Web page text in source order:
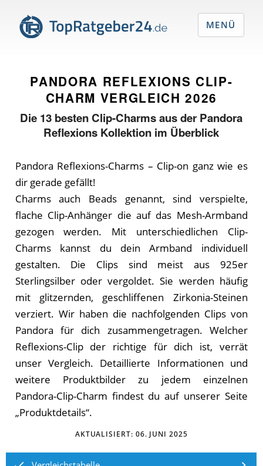
PANDORA REFLEXIONS CLIP-
CHARM VERGLEICH 2026
Die 13 besten Clip-Charms aus der Pandora
Reflexions Kollektion im Überblick
Pandora Reflexions-Charms – Clip-on ganz wie es
dir gerade gefällt!
Charms auch Beads genannt, sind verspielte,
flache Clip-Anhänger die auf das Mesh-Armband
gezogen werden. Mit unterschiedlichen Clip-
Charms kannst du dein Armband individuell
gestalten. Die Clips sind meist aus 925er
Sterlingsilber oder vergoldet. Sie werden häufig
mit glitzernden, geschliffenen Zirkonia-Steinen
verziert. Wir haben die nachfolgenden Clips von
Pandora für dich zusammengetragen. Welcher
Reflexions-Clip der richtige für dich ist, verrät
unser Vergleich. Detaillierte Informationen und
weitere Produktbilder zu jedem einzelnen
Pandora-Clip-Charm findest du auf unserer Seite
„Produktdetails“.
AKTUALISIERT: 06. JUNI 2025
MENÜ